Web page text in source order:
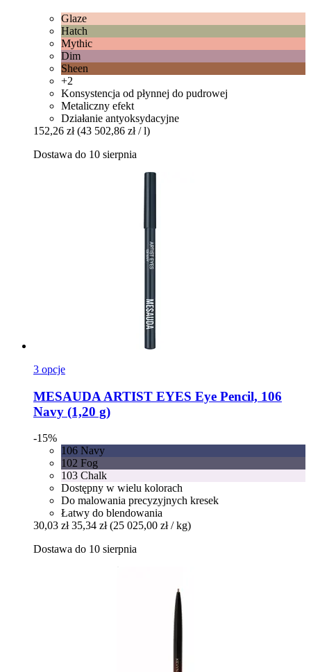
Glaze
Hatch
Mythic
Dim
Sheen
+2
Konsystencja od płynnej do pudrowej
Metaliczny efekt
Działanie antyoksydacyjne
152,26 zł (43 502,86 zł / l)
Dostawa do 10 sierpnia
3 opcje
MESAUDA ARTIST EYES Eye Pencil, 106
Navy (1,20 g)
-15%
106 Navy
102 Fog
103 Chalk
Dostępny w wielu kolorach
Do malowania precyzyjnych kresek
Łatwy do blendowania
30,03 zł 35,34 zł (25 025,00 zł / kg)
Dostawa do 10 sierpnia